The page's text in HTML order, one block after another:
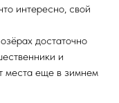
интересно, свой
достаточно
и
места еще в зимнем